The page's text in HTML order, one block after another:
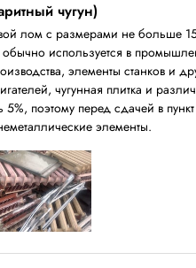
чугун)
лом с размерами не больше
обычно используется в
элементы станков и
чугунная плитка и
5%, поэтому перед сдачей в
элементы.